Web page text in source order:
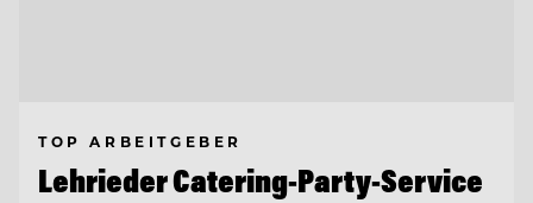
TOP ARBEITGEBER
Lehrieder Catering-Party-Service